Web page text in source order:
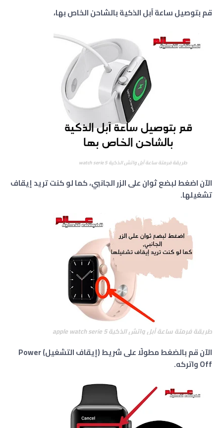
قم بتوصيل ساعة آبل الذكية بالشاحن الخاص بها،
طريقة فرمتة ساعة آبل واتش الذكية watch serie 5
الآن اضغط لبضع ثوان على الزر الجانبي، كما لو كنت تريد إيقاف
تشغيلها.
طريقة فرمتة ساعة آبل واتش الذكية apple watch serie 5
الآن قم بالضغط مطولًا على شريط (إيقاف التشغيل) Power
Off واتركه.